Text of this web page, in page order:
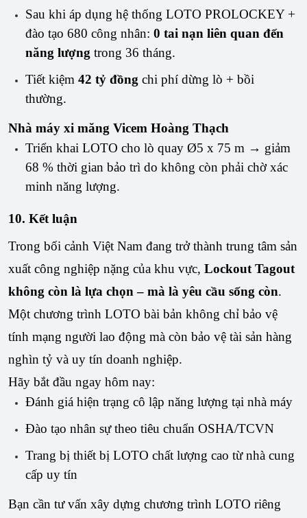
Sau khi áp dụng hệ thống LOTO PROLOCKEY +
đào tạo 680 công nhân:0 tai nạn liên quan đến
năng lượng trong 36 tháng.
Tiết kiệm42 tỷ đồng chi phí dừng lò + bồi
thường.
Nhà máy xi măng Vicem Hoàng Thạch
Triển khai LOTO cho lò quay Ø5 x 75 m → giảm
68 % thời gian bảo trì do không còn phải chờ xác
minh năng lượng.
10. Kết luận
Trong bối cảnh Việt Nam đang trở thành trung tâm sản
xuất công nghiệp nặng của khu vực, Lockout Tagout
không còn là lựa chọn – mà là yêu cầu sống còn.
Một chương trình LOTO bài bản không chỉ bảo vệ
tính mạng người lao động mà còn bảo vệ tài sản hàng
nghìn tỷ và uy tín doanh nghiệp.
Hãy bắt đầu ngay hôm nay:
Đánh giá hiện trạng cô lập năng lượng tại nhà máy
Đào tạo nhân sự theo tiêu chuẩn OSHA/TCVN
Trang bị thiết bị LOTO chất lượng cao từ nhà cung
cấp uy tín
Bạn cần tư vấn xây dựng chương trình LOTO riêng